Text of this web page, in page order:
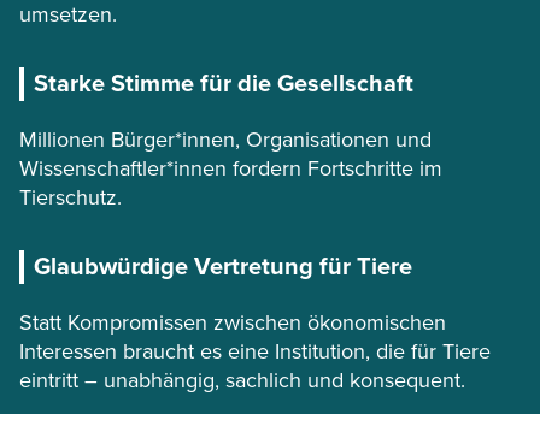
umsetzen.
Starke Stimme für die Gesellschaft
Millionen Bürger*innen, Organisationen und
Wissenschaftler*innen fordern Fortschritte im
Tierschutz.
Glaubwürdige Vertretung für Tiere
Statt Kompromissen zwischen ökonomischen
Interessen braucht es eine Institution, die für Tiere
eintritt – unabhängig, sachlich und konsequent.